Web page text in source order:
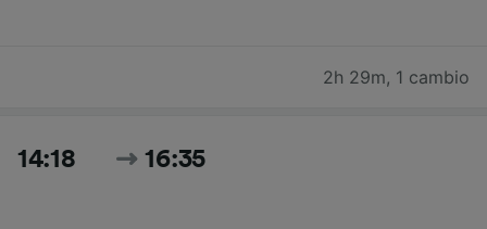
2h 29m, 1 cambio
14:18 16:35